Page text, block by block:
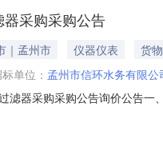
采购采购公告
｜孟州市 仪器仪表
货物
单位： 孟州市信环水务有限公
滤器采购采购公告询价公告
册资本金不少于100万元人民